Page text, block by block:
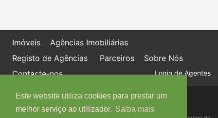
Este website utiliza cookies para prestar um
melhor serviço ao utilizador. Saiba mais
Imóveis
Agências Imobiliárias
Registo de Agências
Parceiros
Sobre Nós
Contacte-nos
Login de Agentes
Política de proteção de dados
Livro de Reclamações online